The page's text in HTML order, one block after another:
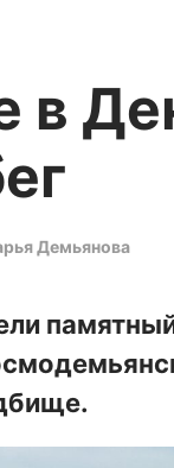
в
Демьянова